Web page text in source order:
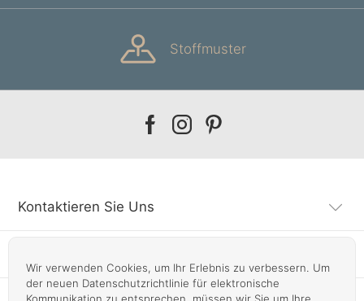
Wir verwenden Cookies, um Ihr Erlebnis zu verbessern. Um
der neuen Datenschutzrichtlinie für elektronische
Stoffmuster
Our
Our
Our
Kontaktieren Sie Uns